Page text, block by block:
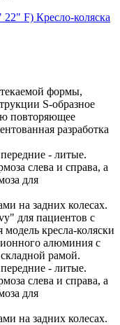
Кресло-коляска
формы,
S-образное
повторяющее
разработка
- литые.
слева и справа, а
для
на задних колесах.
для пациентов с
кресла-коляски
алюминия с
рамой.
- литые.
слева и справа, а
для
на задних колесах.